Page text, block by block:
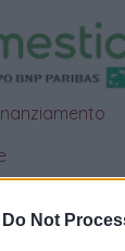
Do Not